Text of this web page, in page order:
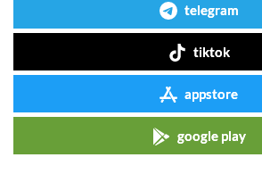
telegram
tiktok
appstore
google play